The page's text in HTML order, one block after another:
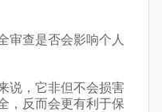
查是否会影响个人
，它非但不会损害
，反而会更有利于保